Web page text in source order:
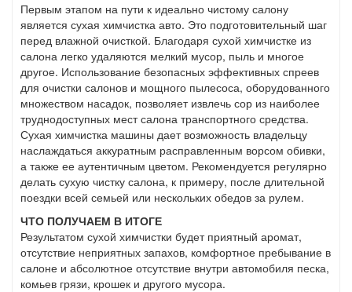
Первым этапом на пути к идеально чистому салону
является сухая химчистка авто. Это подготовительный шаг
перед влажной очисткой. Благодаря сухой химчистке из
салона легко удаляются мелкий мусор, пыль и многое
другое. Использование безопасных эффективных спреев
для очистки салонов и мощного пылесоса, оборудованного
множеством насадок, позволяет извлечь сор из наиболее
труднодоступных мест салона транспортного средства.
Сухая химчистка машины дает возможность владельцу
наслаждаться аккуратным расправленным ворсом обивки,
а также ее аутентичным цветом. Рекомендуется регулярно
делать сухую чистку салона, к примеру, после длительной
поездки всей семьей или нескольких обедов за рулем.
ЧТО ПОЛУЧАЕМ В ИТОГЕ
Результатом сухой химчистки будет приятный аромат,
отсутствие неприятных запахов, комфортное пребывание в
салоне и абсолютное отсутствие внутри автомобиля песка,
комьев грязи, крошек и другого мусора.